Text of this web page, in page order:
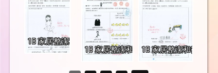
1B 家居整潔和衞生 學生佳作_頁面_2
1B 家居整潔和衞生 學生佳作_頁面_3
1B 家居整潔和衞生